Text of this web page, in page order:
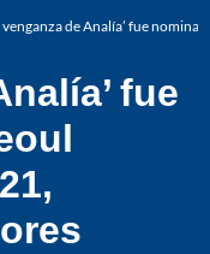
venganza de Analía’ fue
fue